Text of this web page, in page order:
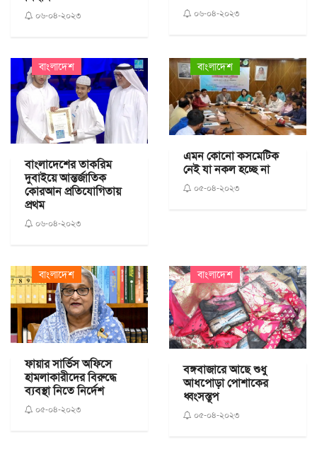
০৬-০৪-২০২৩ ০৬-০৪-২০২৩
বাংলাদেশ
বাংলাদেশের তাকরিম
দুবাইয়ে আন্তর্জাতিক
কোরআন প্রতিযোগিতায়
প্রথম
০৬-০৪-২০২৩
বাংলাদেশ
এমন কোনো কসমেটিক
নেই যা নকল হচ্ছে না
০৫-০৪-২০২৩
বাংলাদেশ
ফায়ার সার্ভিস অফিসে
হামলাকারীদের বিরুদ্ধে
ব্যবস্থা নিতে নির্দেশ
০৫-০৪-২০২৩
বাংলাদেশ
বঙ্গবাজারে আছে শুধু
আধপোড়া পোশাকের
ধ্বংসস্তূপ
০৫-০৪-২০২৩